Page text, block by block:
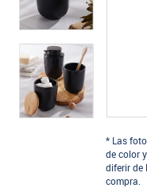
* Las
de color
diferir de
compra.